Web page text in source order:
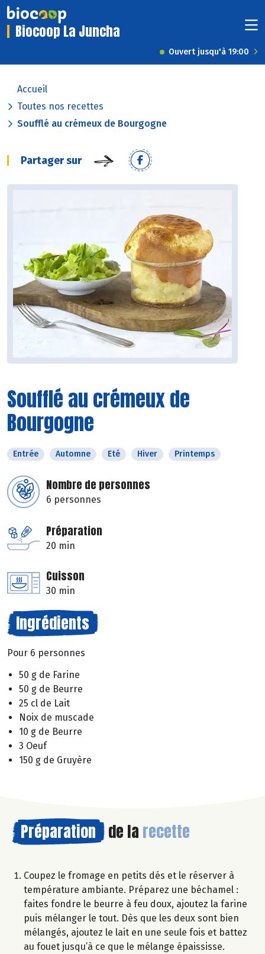
Biocoop La Juncha
Ouvert jusqu'à 19:00
Accueil
Toutes nos recettes
Soufflé au crémeux de Bourgogne
Partager sur
Soufflé au crémeux de
Bourgogne
Entrée Automne Eté Hiver Printemps
Nombre de personnes
6 personnes
Préparation
20 min
Cuisson
30 min
Ingrédients
Pour 6 personnes
50 g de Farine
50 g de Beurre
25 cl de Lait
Noix de muscade
10 g de Beurre
3 Oeuf
150 g de Gruyère
Préparation de la recette
Coupez le fromage en petits dés et le réserver à
température ambiante. Préparez une béchamel :
faites fondre le beurre à feu doux, ajoutez la farine
puis mélanger le tout. Dès que les deux sont bien
mélangés, ajoutez le lait en une seule fois et battez
au fouet jusqu’à ce que le mélange épaississe.